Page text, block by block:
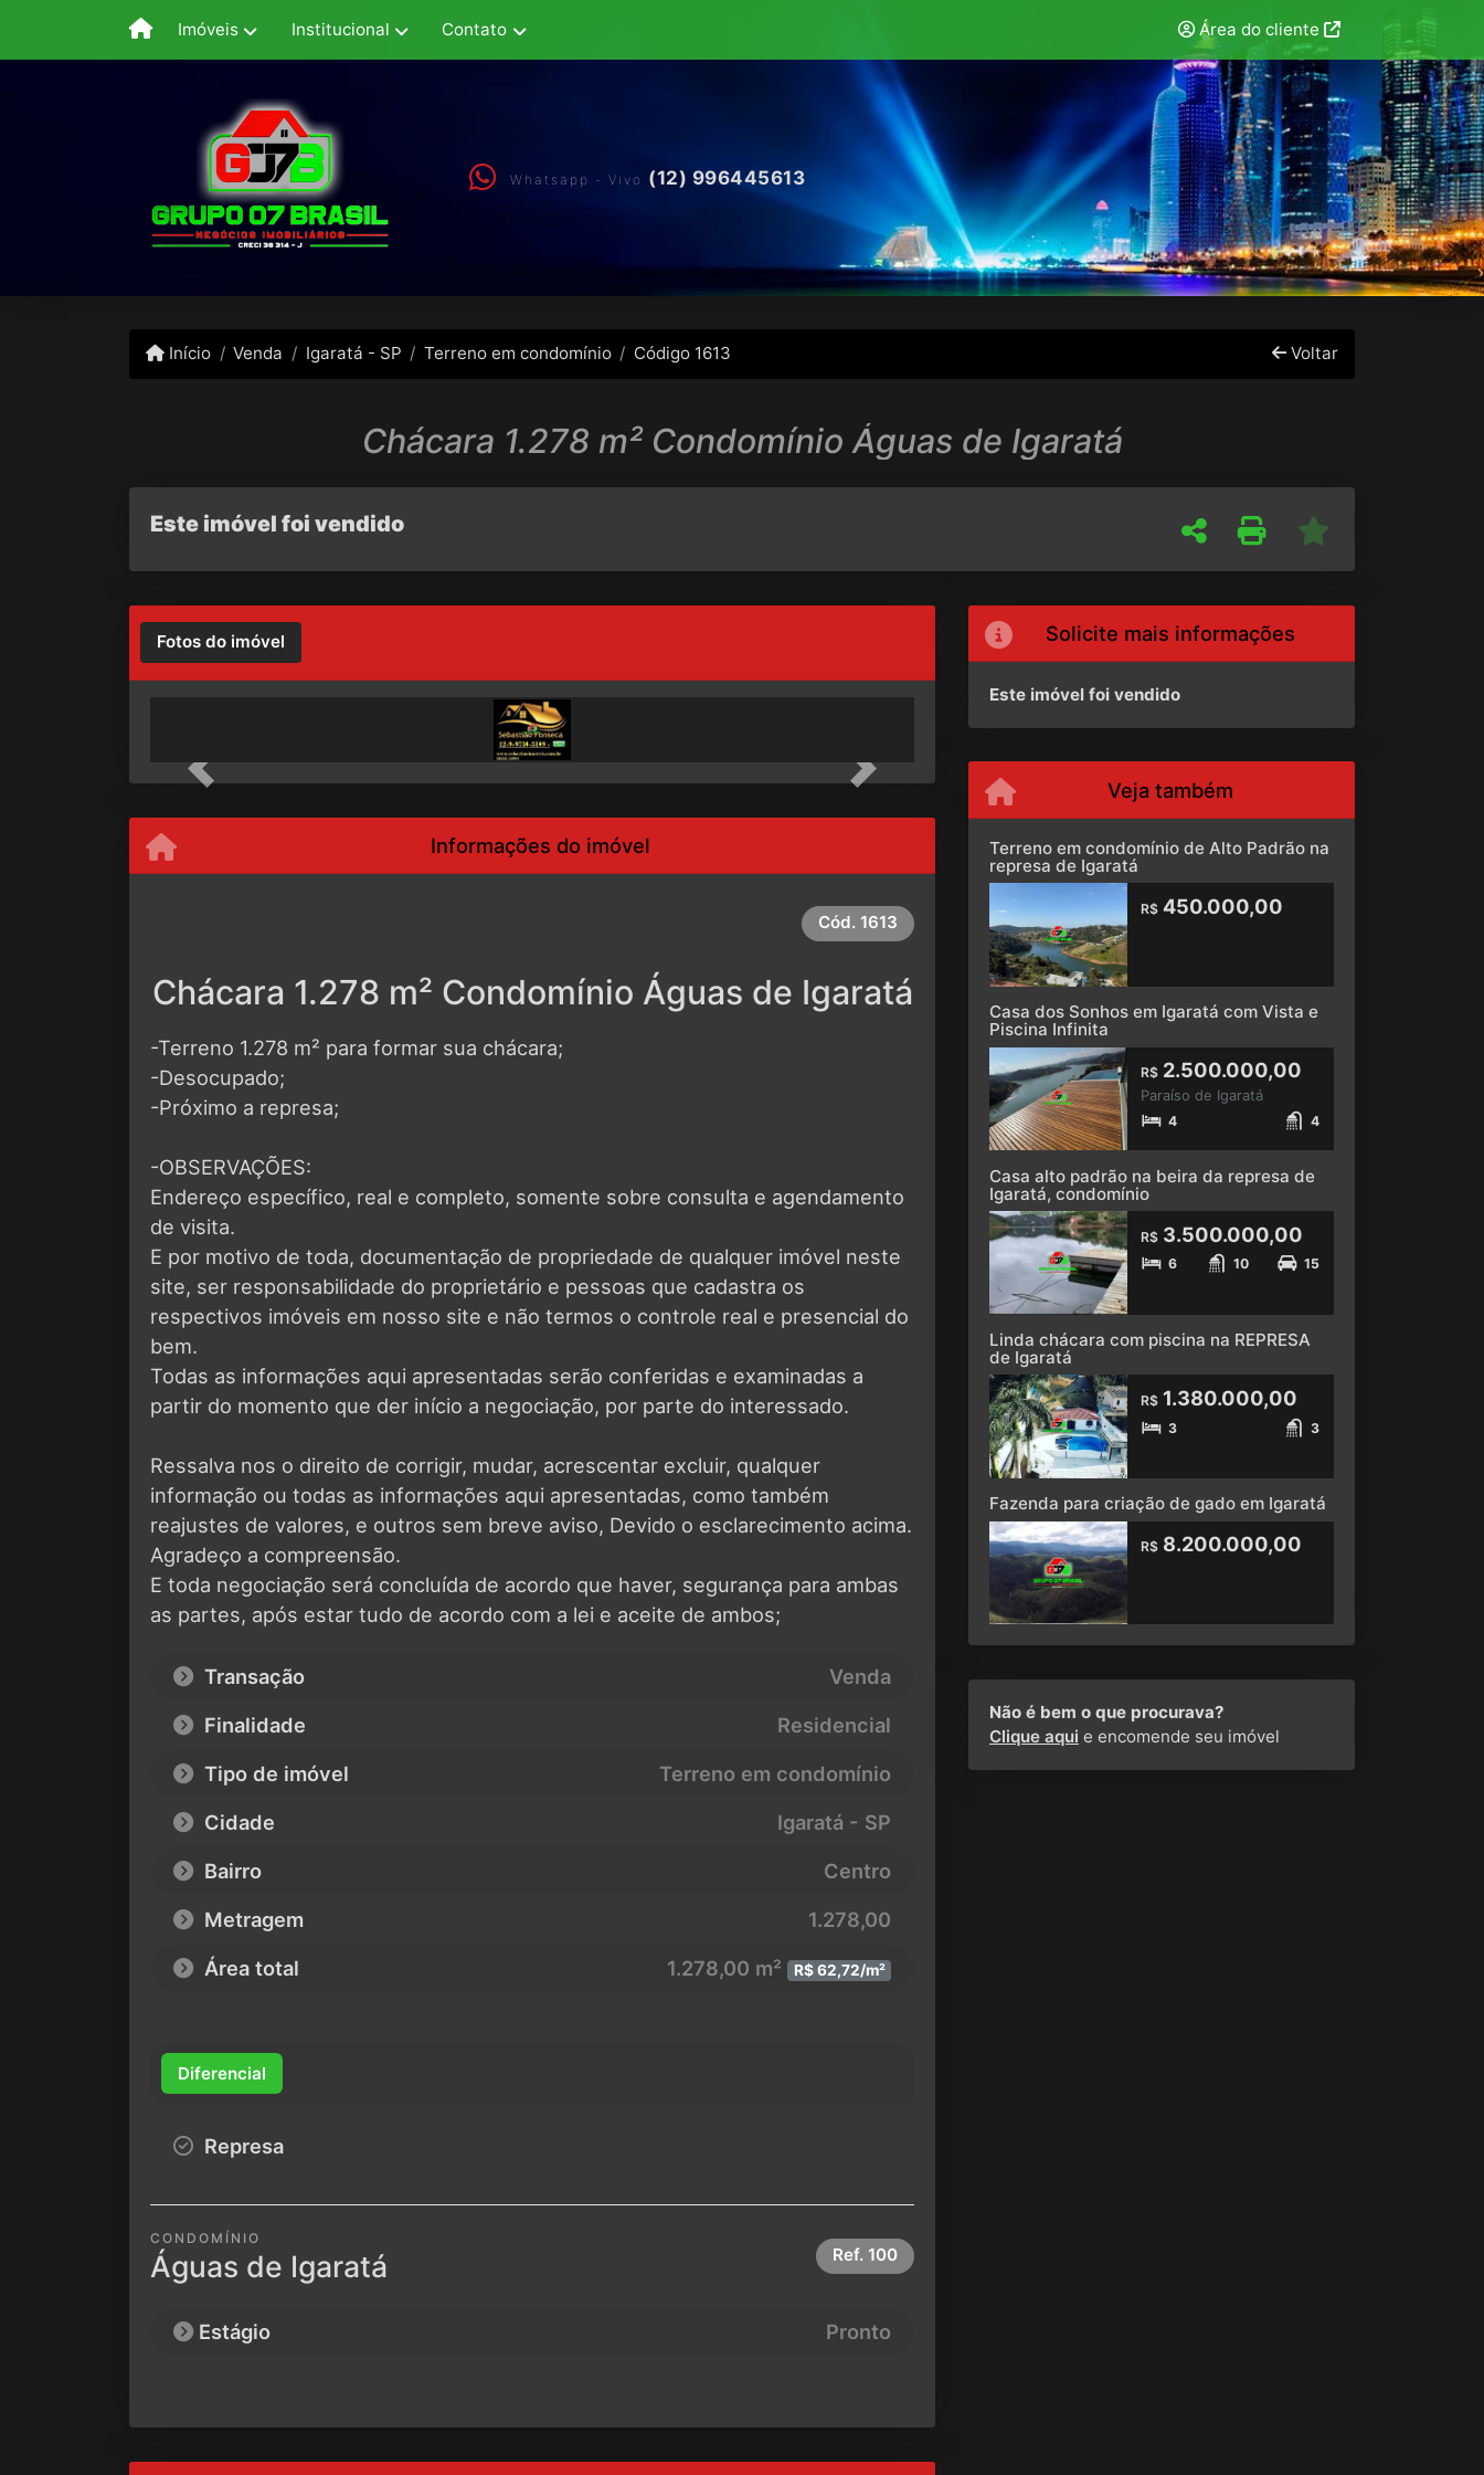
Imóveis Institucional Contato Área do cliente
Whatsapp - Vivo (12) 996445613
Início Venda Igaratá - SP Terreno em condomínio Código 1613 Voltar
Chácara 1.278 m² Condomínio Águas de Igaratá
Este imóvel foi vendido
Fotos do imóvel
Previous Next
Informações do imóvel
Cód. 1613
Chácara 1.278 m² Condomínio Águas de Igaratá
-Terreno 1.278 m² para formar sua chácara;
-Desocupado;
-Próximo a represa;
-OBSERVAÇÕES:
Endereço específico, real e completo, somente sobre consulta e agendamento
de visita.
E por motivo de toda, documentação de propriedade de qualquer imóvel neste
site, ser responsabilidade do proprietário e pessoas que cadastra os
respectivos imóveis em nosso site e não termos o controle real e presencial do
bem.
Todas as informações aqui apresentadas serão conferidas e examinadas a
partir do momento que der início a negociação, por parte do interessado.
Ressalva nos o direito de corrigir, mudar, acrescentar excluir, qualquer
informação ou todas as informações aqui apresentadas, como também
reajustes de valores, e outros sem breve aviso, Devido o esclarecimento acima.
Agradeço a compreensão.
E toda negociação será concluída de acordo que haver, segurança para ambas
as partes, após estar tudo de acordo com a lei e aceite de ambos;
Transação
Venda
Finalidade
Residencial
Tipo de imóvel
Terreno em condomínio
Cidade
Igaratá - SP
Bairro
Centro
Metragem
1.278,00
Área total
1.278,00 m² R$ 62,72/m²
Diferencial
Represa
CONDOMÍNIO
Águas de Igaratá Ref. 100
Estágio Pronto
Solicite mais informações
Este imóvel foi vendido
Veja também
Terreno em condomínio de Alto Padrão na
represa de Igaratá
R$450.000,00
Casa dos Sonhos em Igaratá com Vista e
Piscina Infinita
R$2.500.000,00
Paraíso de Igaratá
4 4
Casa alto padrão na beira da represa de
Igaratá, condomínio
R$3.500.000,00
6 10 15
Linda chácara com piscina na REPRESA
de Igaratá
R$1.380.000,00
3 3
Fazenda para criação de gado em Igaratá
R$8.200.000,00
Não é bem o que procurava?
Clique aqui e encomende seu imóvel